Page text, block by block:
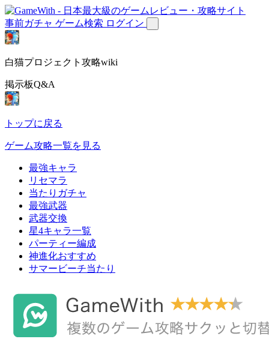
事前ガチャ ゲーム検索 ログイン
白猫プロジェクト攻略wiki
掲示板Q&A
トップに戻る
ゲーム攻略一覧を見る
最強キャラ
リセマラ
当たりガチャ
最強武器
武器交換
星4キャラ一覧
パーティー編成
神進化おすすめ
サマービーチ当たり